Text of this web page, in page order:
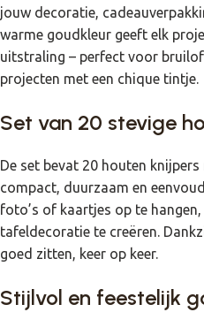
jouw decoratie,
warme goudkleur geeft elk
uitstraling – perfect voor
projecten met een chique tintje.
Set van 20 stevige
De set bevat 20 houten knijpers
compact, duurzaam en
foto’s of kaartjes op te
tafeldecoratie te creëren.
goed zitten, keer op keer.
Stijlvol en feestelijk